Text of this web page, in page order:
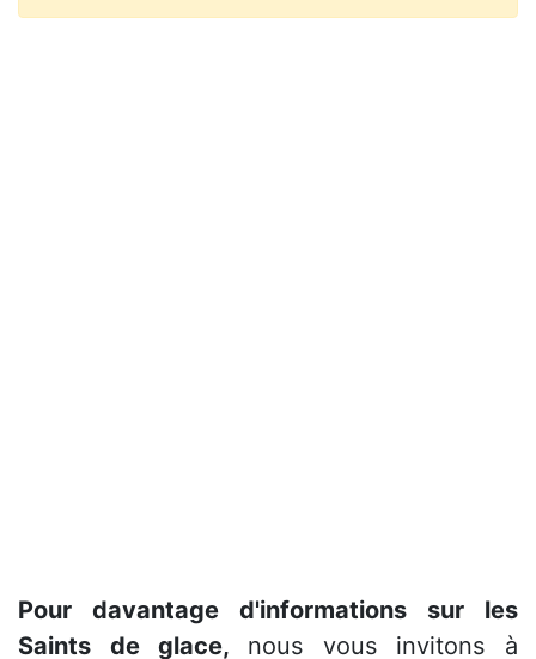
Pour davantage d'informations sur les
Saints de glace, nous vous invitons à